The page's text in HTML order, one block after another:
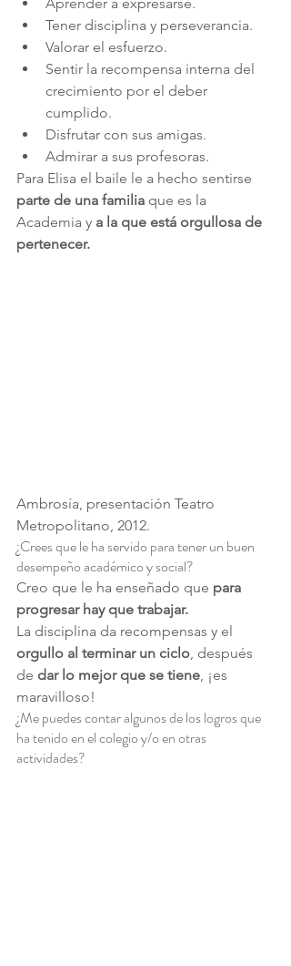
Tener disciplina y perseverancia.
Valorar el esfuerzo.
Sentir la recompensa interna del
crecimiento por el deber
cumplido.
Disfrutar con sus amigas.
Admirar a sus profesoras.
Para Elisa el baile le a hecho sentirse
parte de una familia que es la
Academia y a la que está orgullosa de
pertenecer.
Ambrosía, presentación Teatro
Metropolitano, 2012.
¿Crees que le ha servido para tener un buen
desempeño académico y social?
Creo que le ha enseñado que para
progresar hay que trabajar.
La disciplina da recompensas y el
orgullo al terminar un ciclo, después
de dar lo mejor que se tiene, ¡es
maravilloso!
¿Me puedes contar algunos de los logros que
ha tenido en el colegio y/o en otras
actividades?